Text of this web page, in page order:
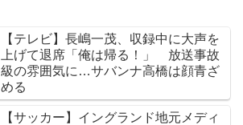
【テレビ】長嶋一茂、収録中に大声を
上げて退席「俺は帰る！」 放送事故
級の雰囲気に…サバンナ高橋は顔青ざ
める
【サッカー】イングランド地元メディ